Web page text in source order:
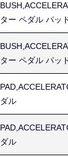
ター ペダル パッ
ター ペダル パッ
ダル
ダル